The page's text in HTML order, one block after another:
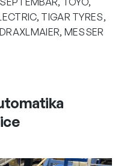
TIGAR TYRES,
MESSER